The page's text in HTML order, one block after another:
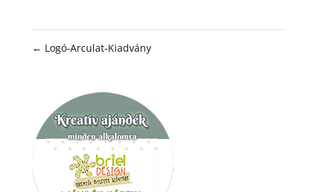
← Logó-Arculat-Kiadvány